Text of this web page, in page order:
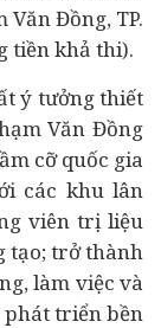
Đồng, TP.
tiền khả thi).
ý tưởng thiết
Văn Đồng
cỡ quốc gia
các khu lân
viên trị liệu
tạo; trở thành
làm việc và
phát triển bền